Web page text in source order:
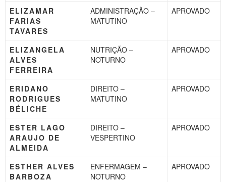
ELIZAMAR
FARIAS
TAVARES
ADMINISTRAÇÃO –
MATUTINO
APROVADO
ELIZANGELA
ALVES
FERREIRA
NUTRIÇÃO –
NOTURNO
APROVADO
ERIDANO
RODRIGUES
BÉLICHE
DIREITO –
MATUTINO
APROVADO
ESTER LAGO
ARAUJO DE
ALMEIDA
DIREITO –
VESPERTINO
APROVADO
ESTHER ALVES
BARBOZA
ENFERMAGEM –
NOTURNO
APROVADO